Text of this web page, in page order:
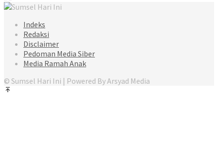
Indeks
Redaksi
Disclaimer
Pedoman Media Siber
Media Ramah Anak
© Sumsel Hari Ini | Powered By Arsyad Media